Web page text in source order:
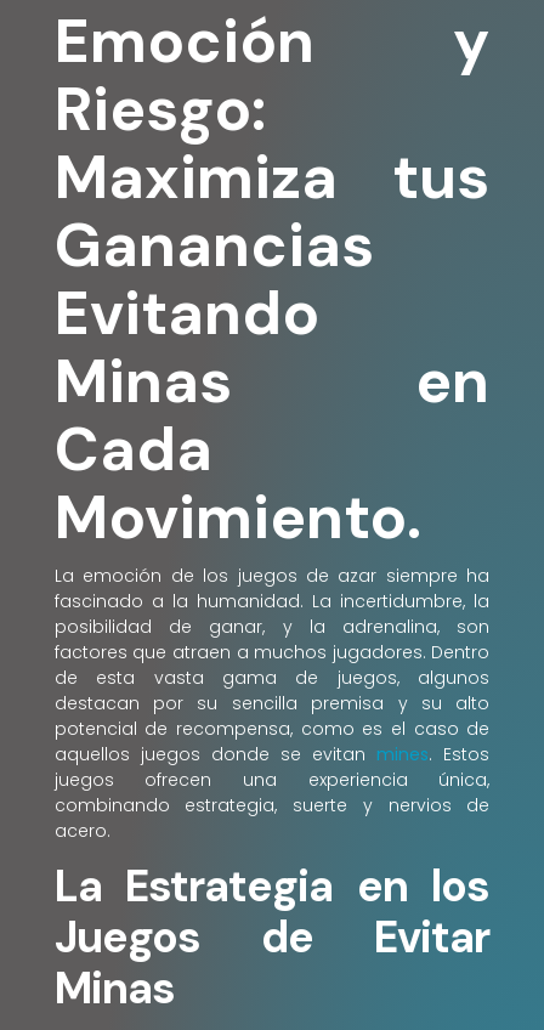
Emoción y
Riesgo:
Maximiza tus
Ganancias
Evitando
Minas en
Cada
Movimiento.
La emoción de los juegos de azar siempre ha
fascinado a la humanidad. La incertidumbre, la
posibilidad de ganar, y la adrenalina, son
factores que atraen a muchos jugadores. Dentro
de esta vasta gama de juegos, algunos
destacan por su sencilla premisa y su alto
potencial de recompensa, como es el caso de
aquellos juegos donde se evitan mines. Estos
juegos ofrecen una experiencia única,
combinando estrategia, suerte y nervios de
acero.
La Estrategia en los
Juegos de Evitar
Minas